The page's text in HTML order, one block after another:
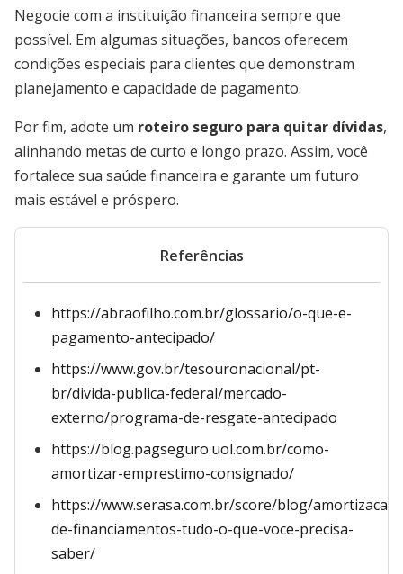
Negocie com a instituição financeira sempre que
possível. Em algumas situações, bancos oferecem
condições especiais para clientes que demonstram
planejamento e capacidade de pagamento.
Por fim, adote um roteiro seguro para quitar dívidas,
alinhando metas de curto e longo prazo. Assim, você
fortalece sua saúde financeira e garante um futuro
mais estável e próspero.
Referências
https://abraofilho.com.br/glossario/o-que-e-
pagamento-antecipado/
https://www.gov.br/tesouronacional/pt-
br/divida-publica-federal/mercado-
externo/programa-de-resgate-antecipado
https://blog.pagseguro.uol.com.br/como-
amortizar-emprestimo-consignado/
https://www.serasa.com.br/score/blog/amortizacao-
de-financiamentos-tudo-o-que-voce-precisa-
saber/